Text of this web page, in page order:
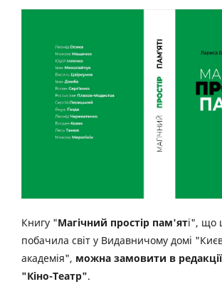
Книгу "Магічний простір пам'яті", що
побачила світ у Видавничому домі
академія", можна замовити в
"Кіно-Театр".